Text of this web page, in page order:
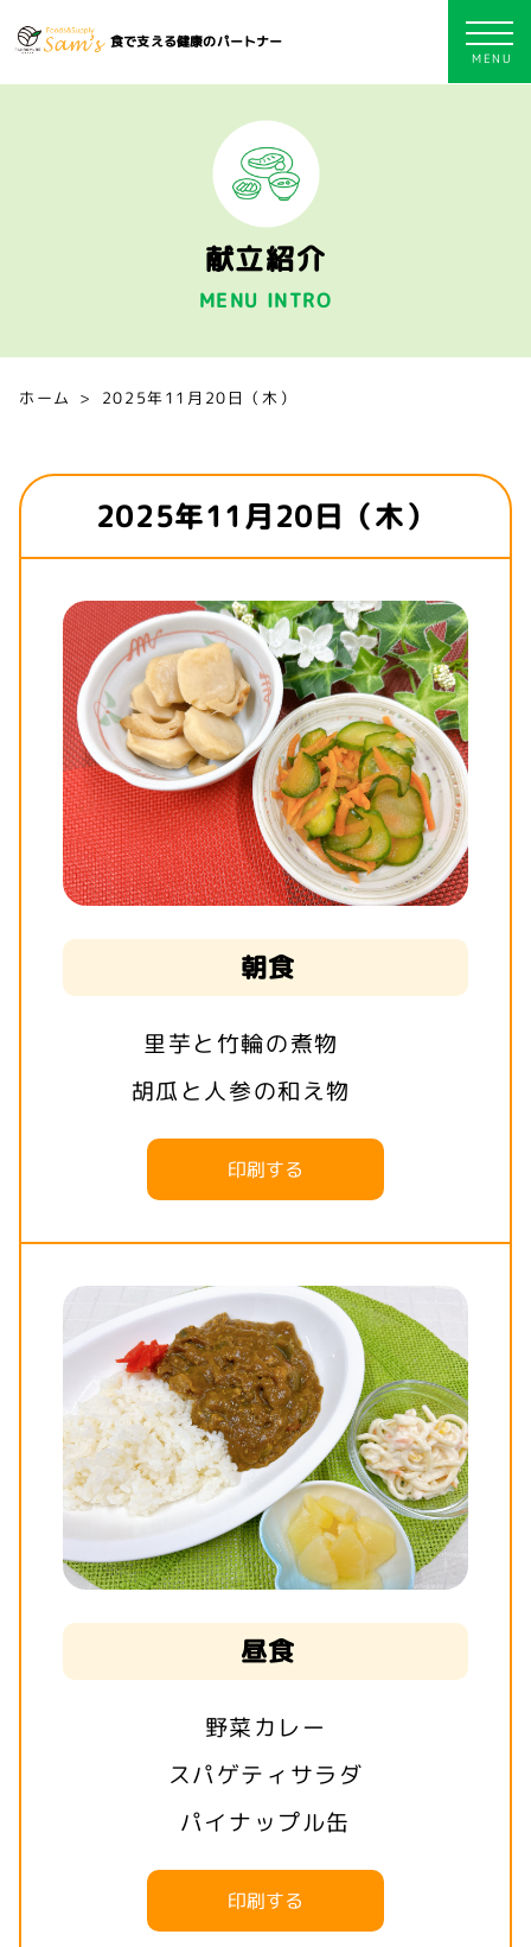
食で支える健康のパートナー
献立紹介
MENU INTRO
ホーム 2025年11月20日（木）
2025年11月20日（木）
朝食
里芋と竹輪の煮物
胡瓜と人参の和え物
印刷する
昼食
野菜カレー
スパゲティサラダ
パイナップル缶
印刷する